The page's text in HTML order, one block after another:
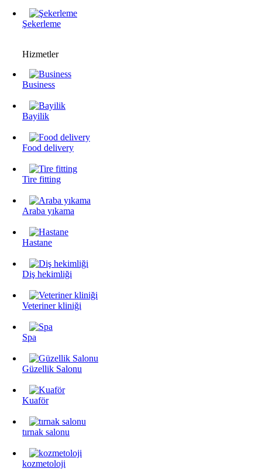
Şekerleme
Hizmetler
Business
Bayilik
Food delivery
Tire fitting
Araba yıkama
Hastane
Diş hekimliği
Veteriner kliniği
Spa
Güzellik Salonu
Kuaför
tırnak salonu
kozmetoloji